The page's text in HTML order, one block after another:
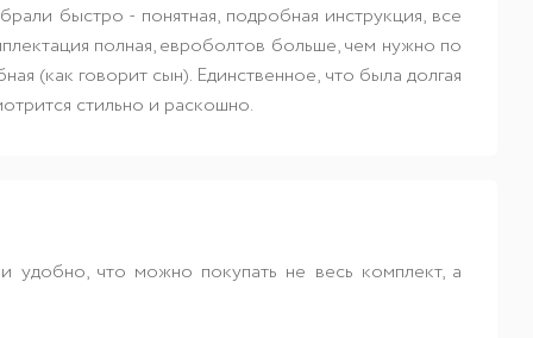
быстро - понятная, подробная инструкция, все
полная, евроболтов больше, чем нужно по
(как говорит сын). Единственное, что была долгая
стильно и раскошно.
удобно, что можно покупать не весь комплект, а